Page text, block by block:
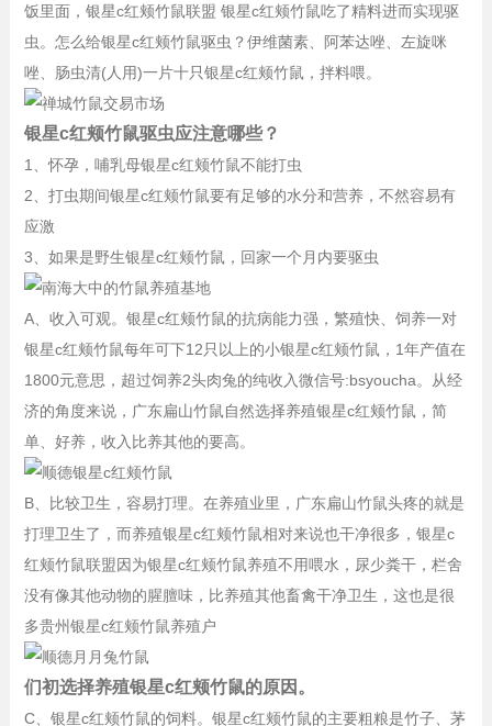
饭里面，银星c红颊竹鼠联盟 银星c红颊竹鼠吃了精料进而实现驱
虫。怎么给银星c红颊竹鼠驱虫？伊维菌素、阿苯达唑、左旋咪
唑、肠虫清(人用)一片十只银星c红颊竹鼠，拌料喂。
银星c红颊竹鼠驱虫应注意哪些？
1、怀孕，哺乳母银星c红颊竹鼠不能打虫
2、打虫期间银星c红颊竹鼠要有足够的水分和营养，不然容易有
应激
3、如果是野生银星c红颊竹鼠，回家一个月内要驱虫
A、收入可观。银星c红颊竹鼠的抗病能力强，繁殖快、饲养一对
银星c红颊竹鼠每年可下12只以上的小银星c红颊竹鼠，1年产值在
1800元意思，超过饲养2头肉兔的纯收入微信号:bsyoucha。从经
济的角度来说，广东扁山竹鼠自然选择养殖银星c红颊竹鼠，简
单、好养，收入比养其他的要高。
B、比较卫生，容易打理。在养殖业里，广东扁山竹鼠头疼的就是
打理卫生了，而养殖银星c红颊竹鼠相对来说也干净很多，银星c
红颊竹鼠联盟因为银星c红颊竹鼠养殖不用喂水，尿少粪干，栏舍
没有像其他动物的腥膻味，比养殖其他畜禽干净卫生，这也是很
多贵州银星c红颊竹鼠养殖户
们初选择养殖银星c红颊竹鼠的原因。
C、银星c红颊竹鼠的饲料。银星c红颊竹鼠的主要粗粮是竹子、茅